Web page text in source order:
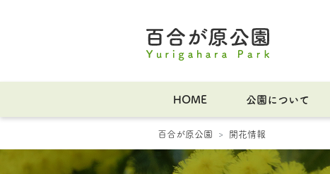
HOME 公園について
百合が原公園 開花情報